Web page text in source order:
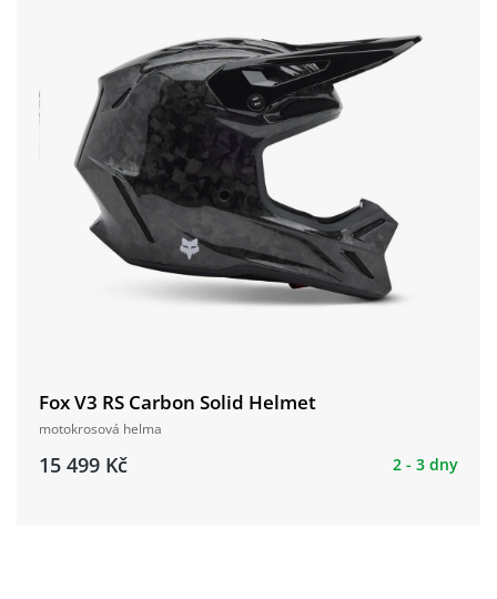
Fox V3 RS Carbon Solid Helmet
motokrosová helma
15 499 Kč 2 - 3 dny